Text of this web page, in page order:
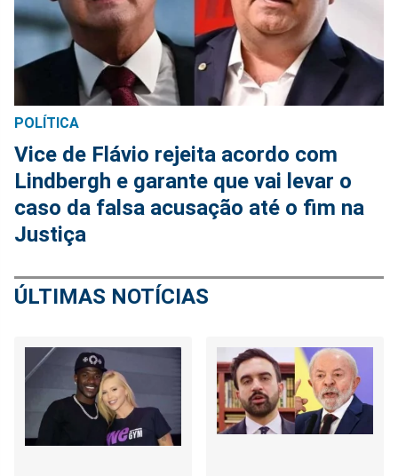
POLÍTICA
Vice de Flávio rejeita acordo com
Lindbergh e garante que vai levar o
caso da falsa acusação até o fim na
Justiça
ÚLTIMAS NOTÍCIAS